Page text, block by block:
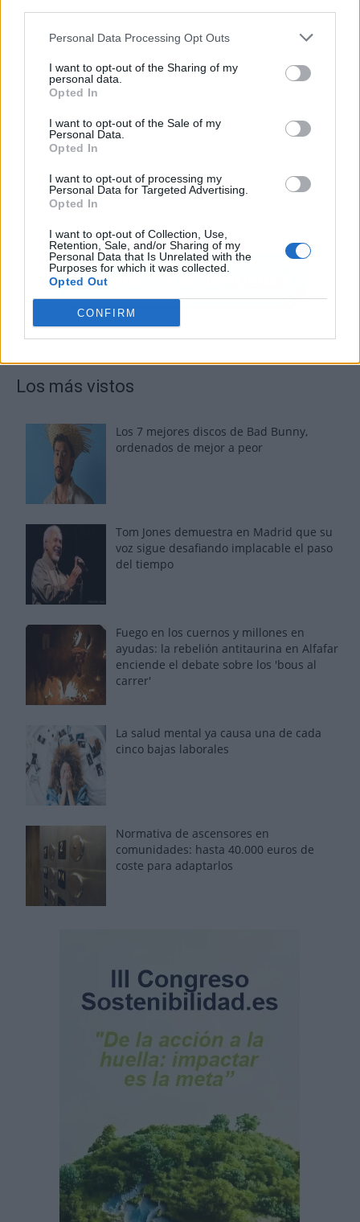
Personal Data Processing Opt Outs
I want to opt-out of the Sharing of my
personal data.
Opted In
I want to opt-out of the Sale of my
Personal Data.
Opted In
I want to opt-out of processing my
Personal Data for Targeted Advertising.
Opted In
I want to opt-out of Collection, Use,
Retention, Sale, and/or Sharing of my
Personal Data that Is Unrelated with the
Purposes for which it was collected.
Opted Out
CONFIRM
Los más vistos
Los 7 mejores discos de Bad Bunny,
ordenados de mejor a peor
Tom Jones demuestra en Madrid que su
voz sigue desafiando implacable el paso
del tiempo
Fuego en los cuernos y millones en
ayudas: la rebelión antitaurina en Alfafar
enciende el debate sobre los 'bous al
carrer'
La salud mental ya causa una de cada
cinco bajas laborales
Normativa de ascensores en
comunidades: hasta 40.000 euros de
coste para adaptarlos